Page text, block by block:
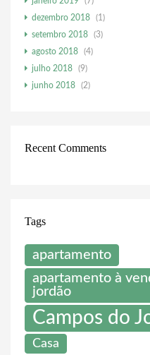
dezembro 2018
(1)
setembro 2018
(3)
agosto 2018
(4)
julho 2018
(9)
junho 2018
(2)
Recent Comments
Tags
apartamento
apartamento à
jordão
Campos do
Casa